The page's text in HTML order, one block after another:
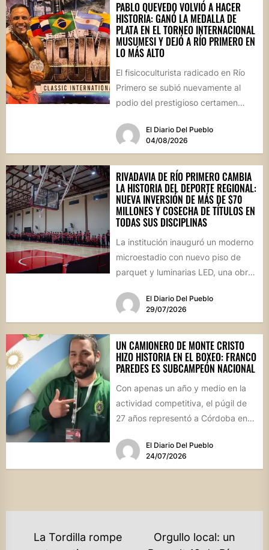
PABLO QUEVEDO VOLVIÓ A HACER
HISTORIA: GANÓ LA MEDALLA DE
PLATA EN EL TORNEO INTERNACIONAL
MUSUMESI Y DEJÓ A RÍO PRIMERO EN
LO MÁS ALTO
El fisicoculturista radicado en Río
Primero se subió nuevamente al
podio del prestigioso certamen
este fin de...El Diario Del Pueblo
04/08/2026
RIVADAVIA DE RÍO PRIMERO CAMBIA
LA HISTORIA DEL DEPORTE REGIONAL:
NUEVA INVERSIÓN DE MÁS DE $70
MILLONES Y COSECHA DE TÍTULOS EN
TODAS SUS DISCIPLINAS
La institución inauguró un moderno
microestadio con nuevo piso de
parquet y luminarias LED, una obra
El Diario Del Pueblo
29/07/2026
UN CAMIONERO DE MONTE CRISTO
HIZO HISTORIA EN EL BOXEO: FRANCO
PAREDES ES SUBCAMPEÓN NACIONAL
Con apenas un año y medio en la
actividad competitiva, el púgil de
27 años representó a Córdoba en
El Diario Del Pueblo
24/07/2026
NAVEGACIÓN
La Tordilla rompe
Orgullo local: un